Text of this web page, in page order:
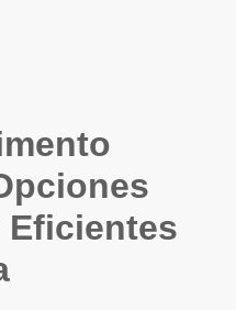
Eficientes